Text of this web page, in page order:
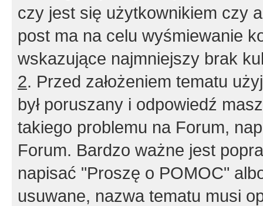
czy jest się użytkownikiem czy
post ma na celu wyśmiewanie
wskazujące najmniejszy brak
2. Przed założeniem tematu
był poruszany i odpowiedź
takiego problemu na Forum,
Forum. Bardzo ważne jest
napisać "Proszę o POMOC"
usuwane, nazwa tematu musi